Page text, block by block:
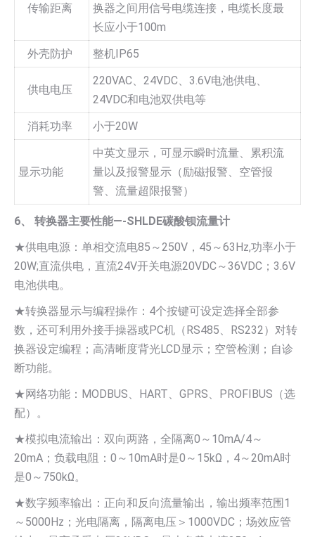
传输距离
换器之间用信号电缆连接，电缆长度最
长应小于100m
外壳防护
整机IP65
供电电压
220VAC、24VDC、3.6V电池供电、
24VDC和电池双供电等
消耗功率
小于20W
显示功能
中英文显示，可显示瞬时流量、累积流
量以及报警显示（励磁报警、空管报
警、流量超限报警）
6、 转换器主要性能—-SHLDE碳酸钡流量计
★供电电源：单相交流电85～250V，45～63Hz,功率小于
20W;直流供电，直流24V开关电源20VDC～36VDC；3.6V
电池供电。
★转换器显示与编程操作：4个按键可设定选择全部参
数，还可利用外接手操器或PC机（RS485、RS232）对转
换器设定编程；高清晰度背光LCD显示；空管检测；自诊
断功能。
★网络功能：MODBUS、HART、GPRS、PROFIBUS（选
配）。
★模拟电流输出：双向两路，全隔离0～10mA/4～
20mA；负载电阻：0～10mA时是0～15kΩ，4～20mA时
是0～750kΩ。
★数字频率输出：正向和反向流量输出，输出频率范围1
～5000Hz；光电隔离，隔离电压＞1000VDC；场效应管